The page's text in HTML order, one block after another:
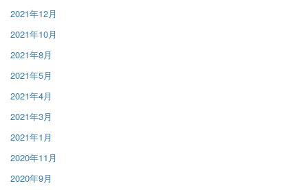
2021年12月
2021年10月
2021年8月
2021年5月
2021年4月
2021年3月
2021年1月
2020年11月
2020年9月